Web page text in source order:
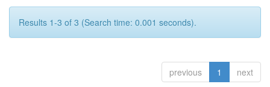
Results 1-3 of 3 (Search time: 0.001 seconds).
previous 1 next